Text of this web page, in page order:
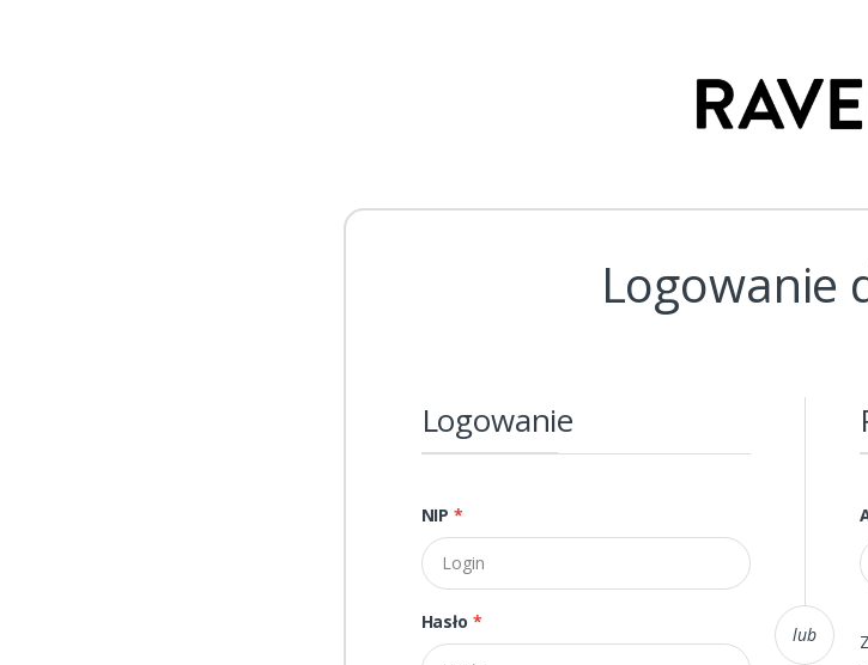
Logowanie
Logowanie
NIP *
Hasło *
lub